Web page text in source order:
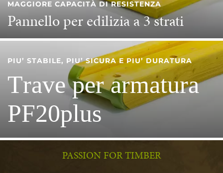
MAGGIORE CAPACITÀ DI RESISTENZA
Pannello per edilizia a 3 strati
PIU’ STABILE, PIU’ SICURA E PIU’ DURATURA
Trave per armatura
PF20plus
PASSION FOR TIMBER